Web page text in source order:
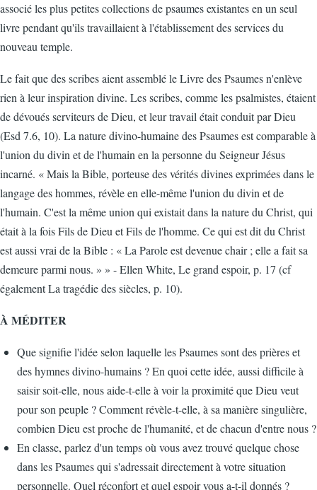
associé les plus petites collections de psaumes existantes en un seul
livre pendant qu'ils travaillaient à l'établissement des services du
nouveau temple.
Le fait que des scribes aient assemblé le Livre des Psaumes n'enlève
rien à leur inspiration divine. Les scribes, comme les psalmistes, étaient
de dévoués serviteurs de Dieu, et leur travail était conduit par Dieu
(Esd 7.6, 10). La nature divino-humaine des Psaumes est comparable à
l'union du divin et de l'humain en la personne du Seigneur Jésus
incarné. « Mais la Bible, porteuse des vérités divines exprimées dans le
langage des hommes, révèle en elle-même l'union du divin et de
l'humain. C'est la même union qui existait dans la nature du Christ, qui
était à la fois Fils de Dieu et Fils de l'homme. Ce qui est dit du Christ
est aussi vrai de la Bible : « La Parole est devenue chair ; elle a fait sa
demeure parmi nous. » » - Ellen White, Le grand espoir, p. 17 (cf
également La tragédie des siècles, p. 10).
À MÉDITER
Que signifie l'idée selon laquelle les Psaumes sont des prières et
des hymnes divino-humains ? En quoi cette idée, aussi difficile à
saisir soit-elle, nous aide-t-elle à voir la proximité que Dieu veut
pour son peuple ? Comment révèle-t-elle, à sa manière singulière,
combien Dieu est proche de l'humanité, et de chacun d'entre nous ?
En classe, parlez d'un temps où vous avez trouvé quelque chose
dans les Psaumes qui s'adressait directement à votre situation
personnelle. Quel réconfort et quel espoir vous a-t-il donnés ?